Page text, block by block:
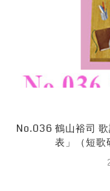
No.036 鶴山裕司
表」（短歌